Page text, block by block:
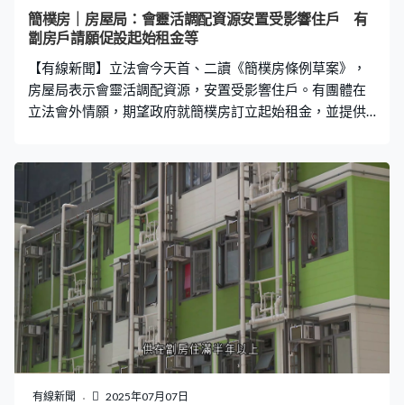
資產是超出了乙類限制，差不多到公屋富戶階層人士都可
以考慮。試想如果他資產及收入是超出了一定距離，其實
最多只能佔過渡房屋兩成限額
簡樸房｜房屋局：會靈活調配資源安置受影響住戶 有
劏房戶請願促設起始租金等
【有線新聞】立法會今天首、二讀《簡樸房條例草案》，
房屋局表示會靈活調配資源，安置受影響住戶。有團體在
立法會外情願，期望政府就簡樸房訂立起始租金，並提供
度，就單位的結構安全、面積等範疇訂立最低標準，逐步
淘汰劣質劏房。 立法會首、二讀《簡樸房條例草案》，房
屋局局長何永賢指當局將於2027年3月起，就違規單位採
取執法行動，又強調受影響的劏房戶不會提早獲編配公
屋，但當局會調配房屋資源，如過渡性房屋及中轉屋等安
置受影響的劏房戶。 何永賢：「考慮到部份居於分間單位
的住戶並不符合公屋申請資格，房屋局最近亦提出在過渡
性房屋新增丙類租戶類別，為簡樸房規管條例下的執法行
動、改造工程等影響，有逼切安置需要，通過社工隊小心
評估分間單位住戶提供短暫的居所。」 有團體在立法會外
請願，向議員提交意見書，期望政府就簡樸房訂立起始租
有線新聞 2025年07月07日